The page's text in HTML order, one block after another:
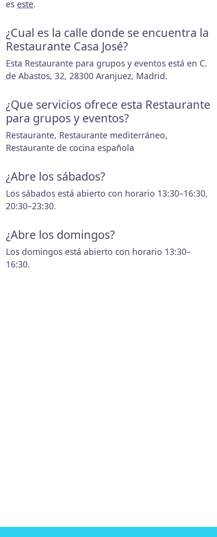
es este.
¿Cual es la calle donde se encuentra la
Restaurante Casa José?
Esta Restaurante para grupos y eventos está en C.
de Abastos, 32, 28300 Aranjuez, Madrid.
¿Que servicios ofrece esta Restaurante
para grupos y eventos?
Restaurante, Restaurante mediterráneo,
Restaurante de cocina española
¿Abre los sábados?
Los sábados está abierto con horario 13:30–16:30,
20:30–23:30.
¿Abre los domingos?
Los domingos está abierto con horario 13:30–
16:30.